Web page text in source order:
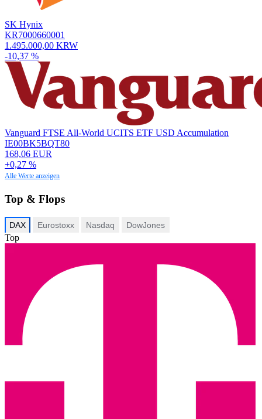
SK Hynix
KR7000660001
1.495.000,00 KRW
-10,37 %
Vanguard FTSE All-World UCITS ETF USD Accumulation
IE00BK5BQT80
168,06 EUR
+0,27 %
Alle Werte anzeigen
Top & Flops
DAX Eurostoxx Nasdaq DowJones
Top